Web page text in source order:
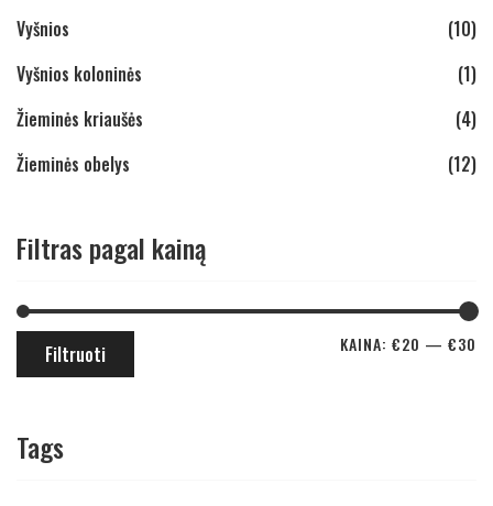
Vyšnios
(10)
Vyšnios koloninės
(1)
Žieminės kriaušės
(4)
Žieminės obelys
(12)
Filtras pagal kainą
Filtruoti KAINA: €20 — €30
Tags